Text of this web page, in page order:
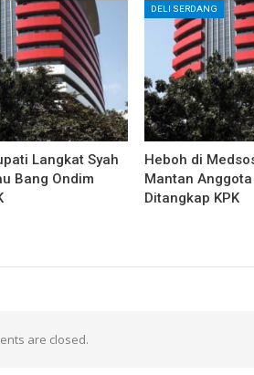
Langkat Syah
Bang Ondim
DELI SERDANG
Heboh di
Mantan Anggota
Ditangkap KPK
are closed.